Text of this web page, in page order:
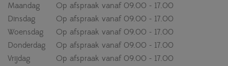
Maandag
Op afspraak vanaf 09.00 - 17.00
Dinsdag
Op afspraak vanaf 09.00 - 17.00
Woensdag
Op afspraak vanaf 09.00 - 17.00
Donderdag
Op afspraak vanaf 09.00 - 17.00
Vrijdag
Op afspraak vanaf 09.00 - 17.00